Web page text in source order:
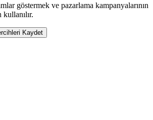
göstermek ve pazarlama kampanyalarının
Kaydet